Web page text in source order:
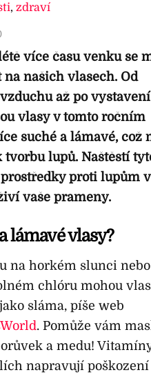
,zdraví
více času venku se
na našich vlasech. Od
až po vystavení
vlasy v tomto ročním
suché a lámavé, což
tvorbu lupů. Naštěstí
proti lupům v
vaše prameny.
lámavé vlasy?
na horkém slunci
chlóru mohou
sláma, píše web
. Pomůže vám
a medu!
napravují poškození